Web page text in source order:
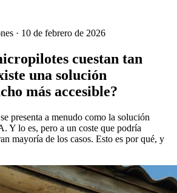
· 10 de febrero de 2026
cuestan tan
una solución
más accesible?
presenta a menudo como la solución
Y lo es, pero a un coste que podría
mayoría de los casos. Esto es por qué, y